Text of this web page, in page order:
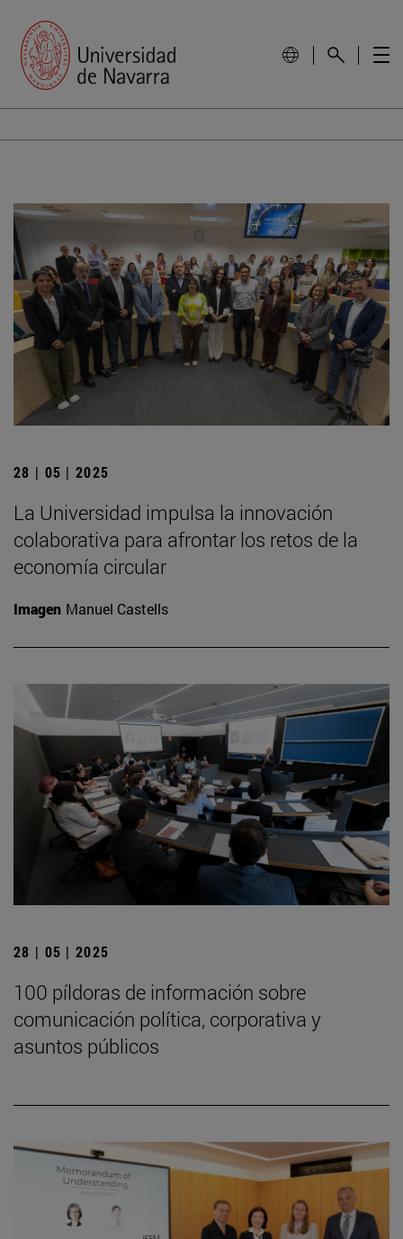
28 | 05 | 2025
La Universidad impulsa la innovación
colaborativa para afrontar los retos de la
economía circular
Imagen Manuel Castells
28 | 05 | 2025
100 píldoras de información sobre
comunicación política, corporativa y
asuntos públicos